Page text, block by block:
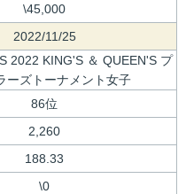
\45,000
2022/11/25
2022 KING'S ＆ QUEEN'S プ
ーズトーナメント女子
86位
2,260
188.33
\0